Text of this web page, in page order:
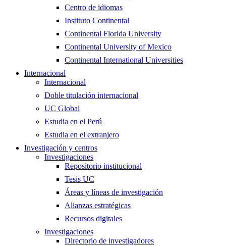
Centro de idiomas
Instituto Continental
Continental Florida University
Continental University of Mexico
Continental International Universities
Internacional
Internacional
Doble titulación internacional
UC Global
Estudia en el Perú
Estudia en el extranjero
Investigación y centros
Investigaciones
Repositorio institucional
Tesis UC
Áreas y líneas de investigación
Alianzas estratégicas
Recursos digitales
Investigaciones
Directorio de investigadores